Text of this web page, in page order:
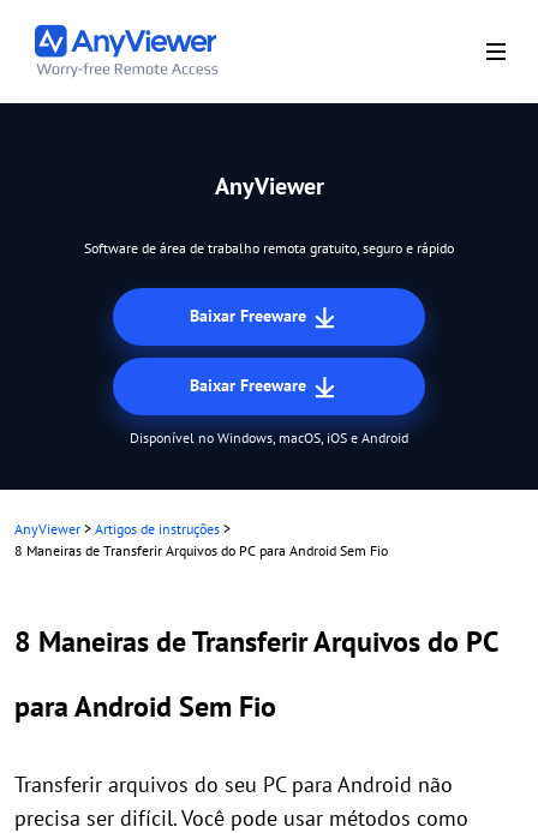
AnyViewer
Software de área de trabalho remota gratuito, seguro e rápido
Baixar Freeware
Baixar Freeware
Disponível no Windows, macOS, iOS e Android
AnyViewer > Artigos de instruções >
8 Maneiras de Transferir Arquivos do PC para Android Sem Fio
8 Maneiras de Transferir Arquivos do PC
para Android Sem Fio
Transferir arquivos do seu PC para Android não
precisa ser difícil. Você pode usar métodos como